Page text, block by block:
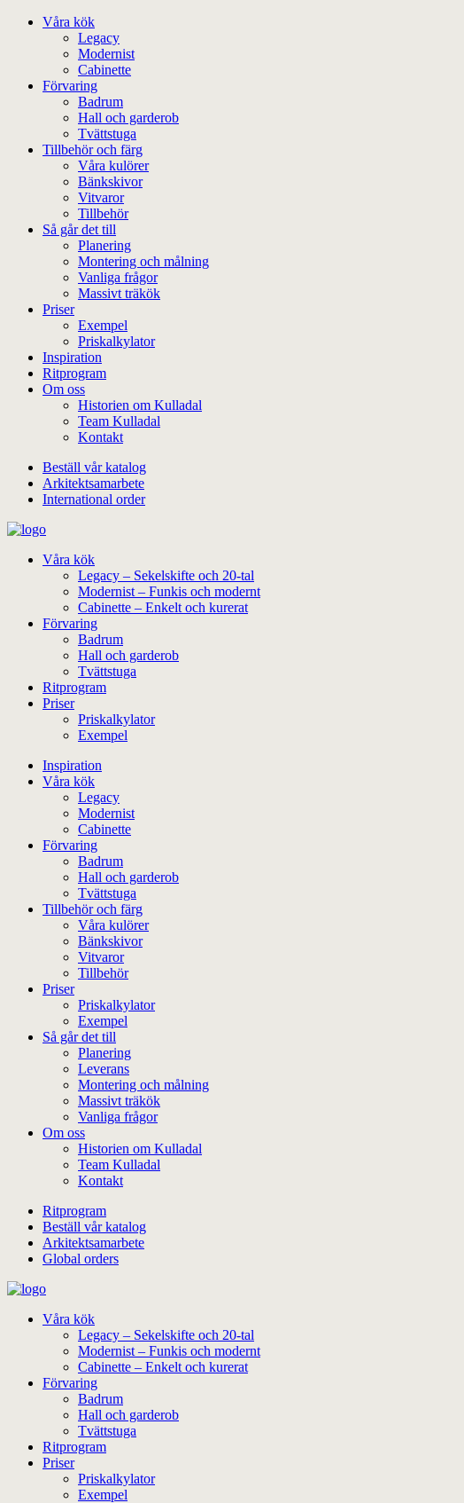
Våra kök
Legacy
Modernist
Cabinette
Förvaring
Badrum
Hall och garderob
Tvättstuga
Tillbehör och färg
Våra kulörer
Bänkskivor
Vitvaror
Tillbehör
Så går det till
Planering
Montering och målning
Vanliga frågor
Massivt träkök
Priser
Exempel
Priskalkylator
Inspiration
Ritprogram
Om oss
Historien om Kulladal
Team Kulladal
Kontakt
Beställ vår katalog
Arkitektsamarbete
International order
Våra kök
Legacy – Sekelskifte och 20-tal
Modernist – Funkis och modernt
Cabinette – Enkelt och kurerat
Förvaring
Badrum
Hall och garderob
Tvättstuga
Ritprogram
Priser
Priskalkylator
Exempel
Inspiration
Våra kök
Legacy
Modernist
Cabinette
Förvaring
Badrum
Hall och garderob
Tvättstuga
Tillbehör och färg
Våra kulörer
Bänkskivor
Vitvaror
Tillbehör
Priser
Priskalkylator
Exempel
Så går det till
Planering
Leverans
Montering och målning
Massivt träkök
Vanliga frågor
Om oss
Historien om Kulladal
Team Kulladal
Kontakt
Ritprogram
Beställ vår katalog
Arkitektsamarbete
Global orders
Våra kök
Legacy – Sekelskifte och 20-tal
Modernist – Funkis och modernt
Cabinette – Enkelt och kurerat
Förvaring
Badrum
Hall och garderob
Tvättstuga
Ritprogram
Priser
Priskalkylator
Exempel